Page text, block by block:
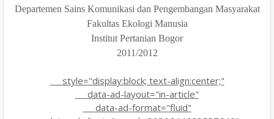
Departemen Sains Komunikasi dan Pengembangan Masyarakat
Fakultas Ekologi Manusia
Institut Pertanian Bogor
2011/2012
style="display:block; text-align:center;"
data-ad-layout="in-article"
data-ad-format="fluid"